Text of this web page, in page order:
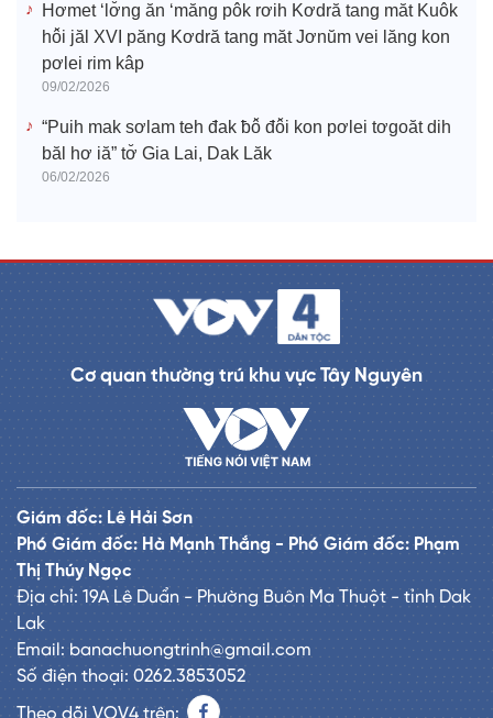
Hơmet ‘lơ̆ng ăn ‘măng pôk rơih Kơdră tang măt Kuôk
hô̆i jăl XVI păng Kơdră tang măt Jơnŭm vei lăng kon
pơlei rim kâp
09/02/2026
“Puih mak sơlam teh đak ƀô̆ đô̆i kon pơlei tơgoăt dih
băl hơ iă” tơ̆ Gia Lai, Dak Lăk
06/02/2026
Cơ quan thường trú khu vực Tây Nguyên
Giám đốc: Lê Hải Sơn
Phó Giám đốc: Hà Mạnh Thắng - Phó Giám đốc: Phạm
Thị Thúy Ngọc
Địa chỉ: 19A Lê Duẩn - Phường Buôn Ma Thuột - tỉnh Dak
Lak
Email: banachuongtrinh@gmail.com
Số điện thoại: 0262.3853052
Theo dõi VOV4 trên: